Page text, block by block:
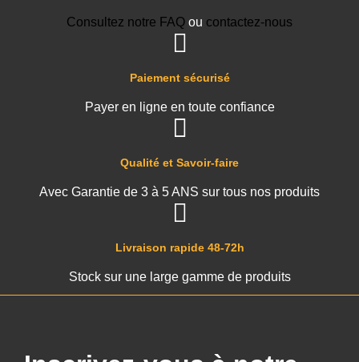
Livraison rapide 48-72h
Stock sur une large gamme de produits
Qualité et Savoir-faire
Avec Garantie de 3 à 5 ANS sur tous nos produits
Paiement sécurisé
Payer en ligne en toute confiance
Consultez notre FAQ ou contactez-nous